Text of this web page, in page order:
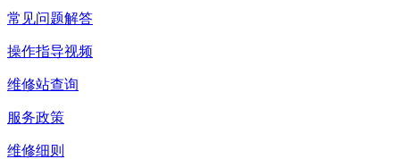
常见问题解答
操作指导视频
维修站查询
服务政策
维修细则